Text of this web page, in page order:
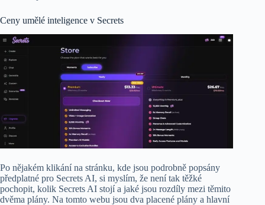
Ceny umělé inteligence v Secrets
Po nějakém klikání na stránku, kde jsou podrobně popsány
předplatné pro Secrets AI, si myslím, že není tak těžké
pochopit, kolik Secrets AI stojí a jaké jsou rozdíly mezi těmito
dvěma plány. Na tomto webu jsou dva placené plány a hlavní